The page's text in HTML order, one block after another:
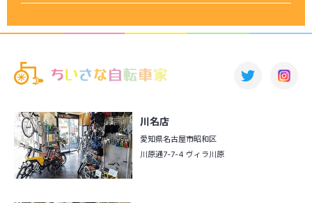
川名店
愛知県名古屋市昭和区
川原通7-7-4 ヴィラ川原